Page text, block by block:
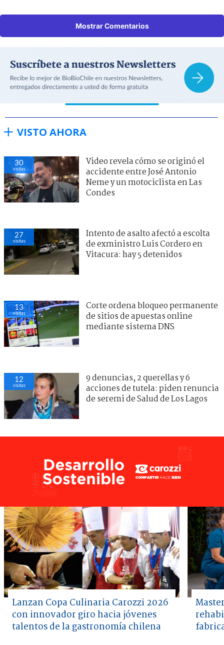
Mostrar Comentarios
VISTO AHORA
30
visitas
Video revela cómo se originó el
accidente entre José Antonio
Neme y un motociclista en Las
Condes
27
visitas
Intento de asalto afectó a escolta
de exministro Luis Cordero en
Vitacura: hay 5 detenidos
13
visitas
Corte ordena bloqueo permanente
de sitios de apuestas online
mediante sistema DNS
12
visitas
9 denuncias, 2 querellas y 6
acciones de tutela: piden renuncia
de seremi de Salud de Los Lagos
Lanzan Copa Culinaria Carozzi 2026
con innovador giro hacia jóvenes
talentos de la gastronomía chilena